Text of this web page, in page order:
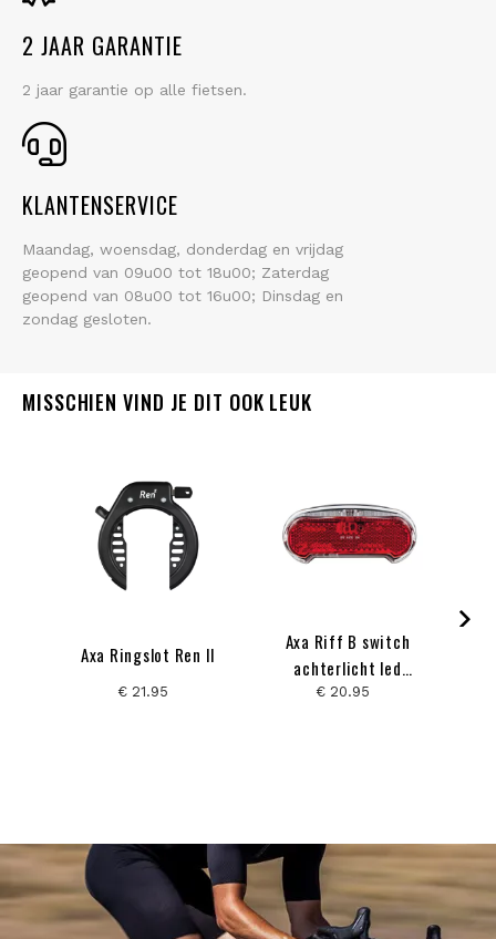
2 JAAR GARANTIE
2 jaar garantie op alle fietsen.
KLANTENSERVICE
Maandag, woensdag, donderdag en vrijdag
geopend van 09u00 tot 18u00; Zaterdag
geopend van 08u00 tot 16u00; Dinsdag en
zondag gesloten.
MISSCHIEN VIND JE DIT OOK LEUK
Axa Ringslot Ren II
€ 21.95
Axa Riff B switch
achterlicht led
batterij
€ 20.95